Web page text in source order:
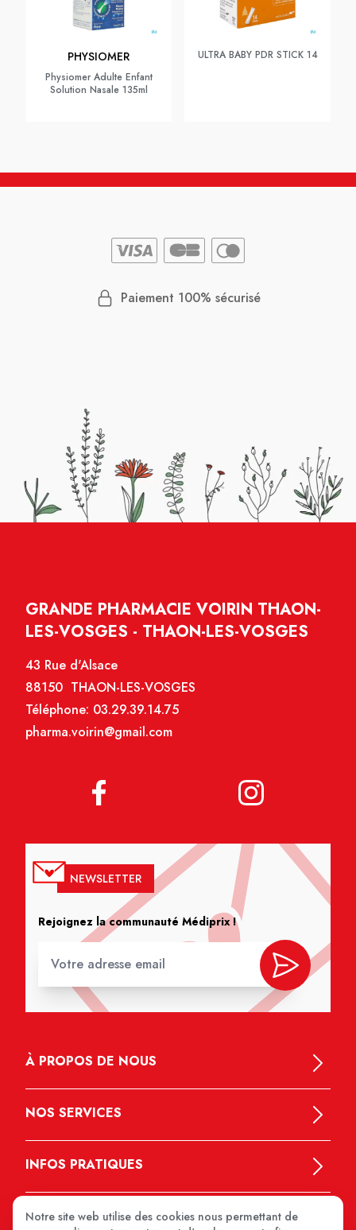
PHYSIOMER
Physiomer Adulte Enfant
Solution Nasale 135ml
ULTRA BABY PDR STICK 14
Paiement 100% sécurisé
GRANDE PHARMACIE VOIRIN THAON-
LES-VOSGES - THAON-LES-VOSGES
43 Rue d'Alsace
88150 THAON-LES-VOSGES
Téléphone: 03.29.39.14.75
pharma.voirin@gmail.com
NEWSLETTER
Rejoignez la communauté Médiprix !
À PROPOS DE NOUS
NOS SERVICES
INFOS PRATIQUES
Notre site web utilise des cookies nous permettant de